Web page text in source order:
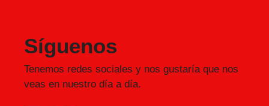
Síguenos
Tenemos redes sociales y nos gustaría que nos
veas en nuestro día a día.